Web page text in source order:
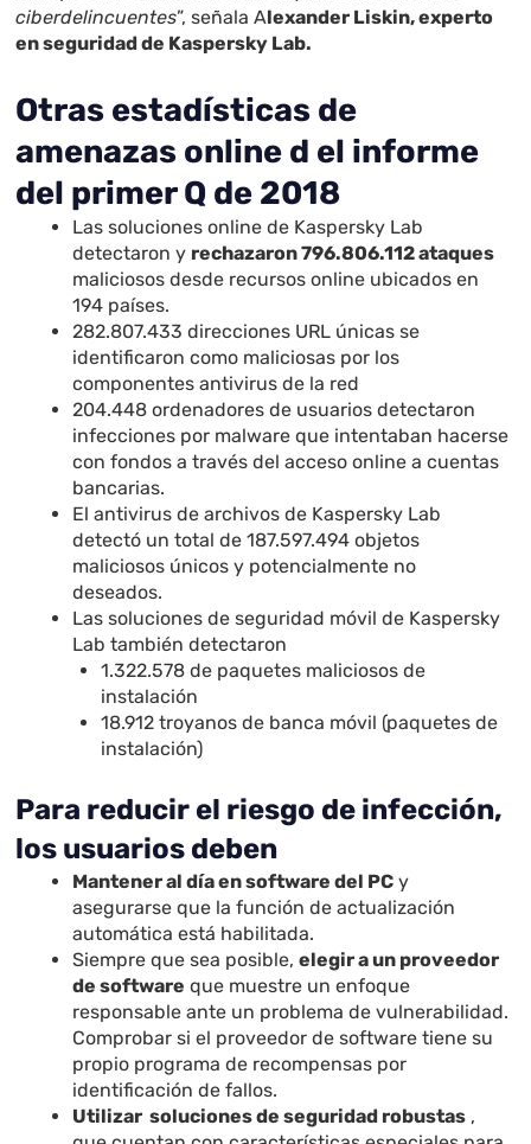
ciberdelincuentes”, señala Alexander Liskin, experto
en seguridad de Kaspersky Lab.
Otras estadísticas de
amenazas online d el informe
del primer Q de 2018
Las soluciones online de Kaspersky Lab
detectaron y rechazaron 796.806.112 ataques
maliciosos desde recursos online ubicados en
194 países.
282.807.433 direcciones URL únicas se
identificaron como maliciosas por los
componentes antivirus de la red
204.448 ordenadores de usuarios detectaron
infecciones por malware que intentaban hacerse
con fondos a través del acceso online a cuentas
bancarias.
El antivirus de archivos de Kaspersky Lab
detectó un total de 187.597.494 objetos
maliciosos únicos y potencialmente no
deseados.
Las soluciones de seguridad móvil de Kaspersky
Lab también detectaron
1.322.578 de paquetes maliciosos de
instalación
18.912 troyanos de banca móvil (paquetes de
instalación)
Para reducir el riesgo de infección,
los usuarios deben
Mantener al día en software del PC y
asegurarse que la función de actualización
automática está habilitada.
Siempre que sea posible,elegir a un proveedor
de software que muestre un enfoque
responsable ante un problema de vulnerabilidad.
Comprobar si el proveedor de software tiene su
propio programa de recompensas por
identificación de fallos.
Utilizar soluciones de seguridad robustas ,